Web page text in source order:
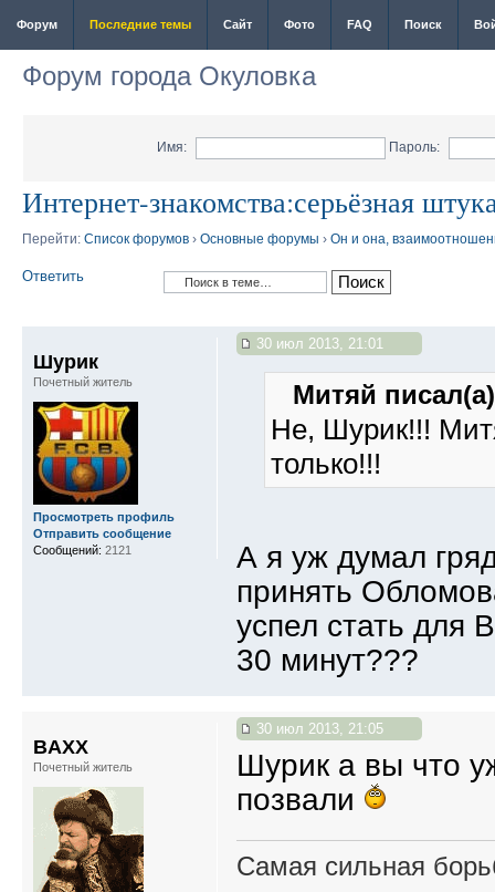
Форум Последние темы Сайт Фото FAQ Поиск
Форум города Окуловка
Имя: Пароль:
Интернет-знакомства:серьёзная
Перейти: Список форумов › Основные форумы › Он и она,
Ответить
30 июл 2013, 21:01
Митяй
Не, Шурик!!!
только!!!
А я уж думал
принять
успел стать для
30 минут???
Шурик
Почетный житель
Просмотреть профиль
Отправить сообщение
Сообщений: 2121
30 июл 2013, 21:05
Шурик а вы что
позвали
Самая сильная
BAXX
Почетный житель